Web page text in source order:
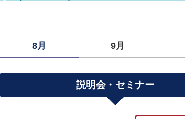
8月 9月
説明会・セミナー